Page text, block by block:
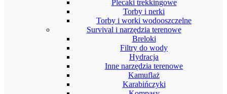
Plecaki trekkingowe
Torby i nerki
Torby i worki wodooszczelne
Survival i narzędzia terenowe
Breloki
Filtry do wody
Hydracja
Inne narzędzia terenowe
Kamuflaż
Karabińczyki